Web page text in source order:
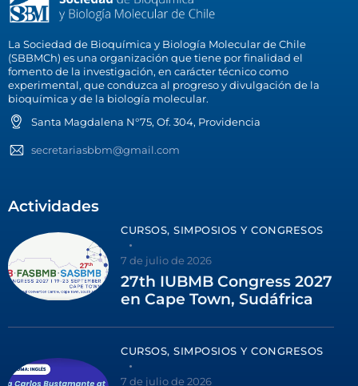
La Sociedad de Bioquímica y Biología Molecular de Chile
(SBBMCh) es una organización que tiene por finalidad el
fomento de la investigación, en carácter técnico como
experimental, que conduzca al progreso y divulgación de la
bioquímica y de la biología molecular.
Santa Magdalena N°75, Of. 304, Providencia
secretariasbbm@gmail.com
Actividades
CURSOS, SIMPOSIOS Y CONGRESOS
7 de julio de 2026
27th IUBMB Congress 2027
en Cape Town, Sudáfrica
CURSOS, SIMPOSIOS Y CONGRESOS
7 de julio de 2026